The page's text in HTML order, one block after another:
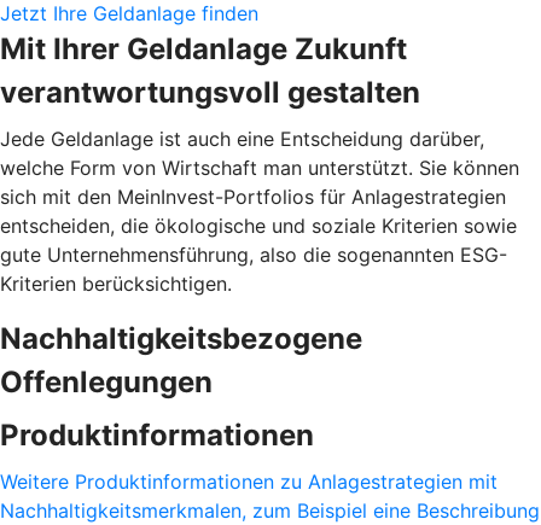
Jetzt Ihre Geldanlage finden
Mit Ihrer Geldanlage Zukunft
verantwortungsvoll gestalten
Jede Geldanlage ist auch eine Entscheidung darüber,
welche Form von Wirtschaft man unterstützt. Sie können
sich mit den MeinInvest-Portfolios für Anlagestrategien
entscheiden, die ökologische und soziale Kriterien sowie
gute Unternehmensführung, also die sogenannten ESG-
Kriterien berücksichtigen.
Nachhaltigkeitsbezogene
Offenlegungen
Produktinformationen
Weitere Produktinformationen zu Anlagestrategien mit
Nachhaltigkeitsmerkmalen, zum Beispiel eine Beschreibung